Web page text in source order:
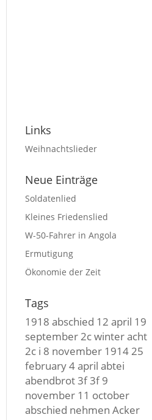
Links
Weihnachtslieder
Neue Einträge
Soldatenlied
Kleines Friedenslied
W-50-Fahrer in Angola
Ermutigung
Ökonomie der Zeit
Tags
1918 abschied 12 april 19
september2c winteracht
2c i 8 november 191425
february4 april abtei
abendbrot3f 3f9
november 11 october
abschied nehmen Acker